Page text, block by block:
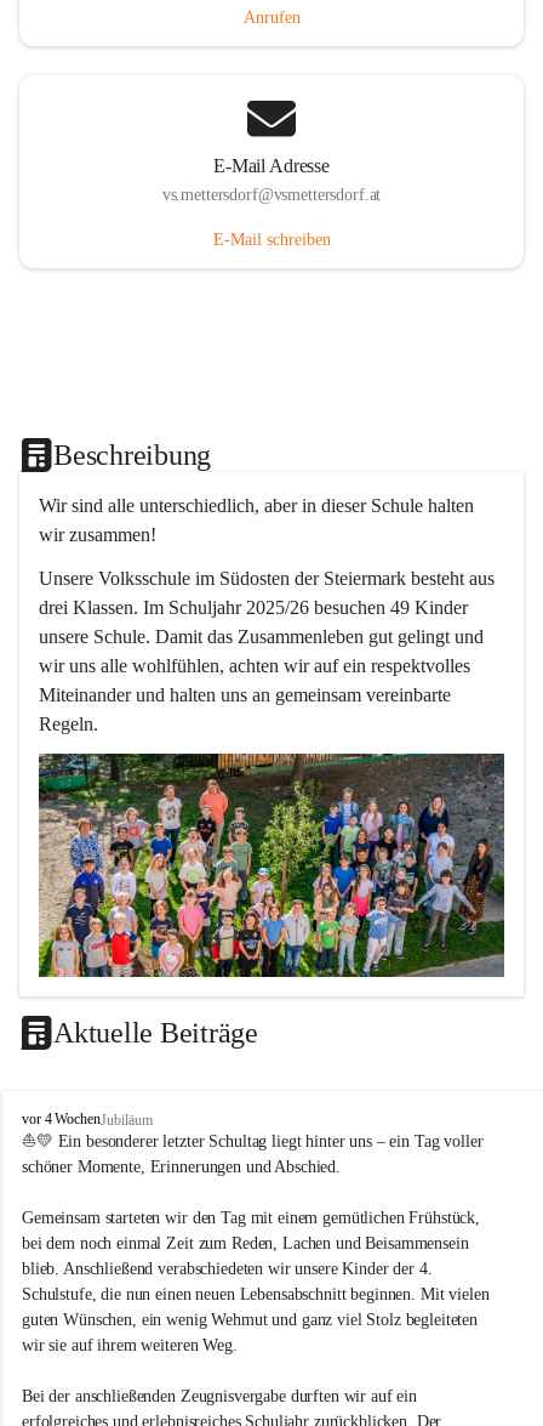
Anrufen
E-Mail Adresse
vs.mettersdorf@vsmettersdorf.at
E-Mail schreiben
Beschreibung
Wir sind alle unterschiedlich, aber in dieser Schule halten
wir zusammen!
Unsere Volksschule im Südosten der Steiermark besteht aus
drei Klassen. Im Schuljahr 2025/26 besuchen 49 Kinder
unsere Schule. Damit das Zusammenleben gut gelingt und
wir uns alle wohlfühlen, achten wir auf ein respektvolles
Miteinander und halten uns an gemeinsam vereinbarte
Regeln.
Unterrichtsqualität
Es ist uns wichtig …
durch das Angebot verschiedener Unterrichtsformen
ein motiviertes Lernklima zu schaffen.
Grundtechniken zu vermitteln und zu üben.
die Selbsttätigkeit der SchülerInnen zu fördern.
dass die SchülerInnen ihre Stärken erkennen und ihre
durch ein Angebot verschiedener Lern-, Spiel- und
Erholungsbereiche die individuellen Bedürfnisse und
Aktuelle Beiträge
V
o
l
s
s
c
h
u
l
e
t
vor 4 WochenJubiläum
⛵💛 Ein besonderer letzter Schultag liegt hinter uns – ein Tag voller
schöner Momente, Erinnerungen und Abschied.
Gemeinsam starteten wir den Tag mit einem gemütlichen Frühstück,
bei dem noch einmal Zeit zum Reden, Lachen und Beisammensein
blieb. Anschließend verabschiedeten wir unsere Kinder der 4.
Schulstufe, die nun einen neuen Lebensabschnitt beginnen. Mit vielen
guten Wünschen, ein wenig Wehmut und ganz viel Stolz begleiteten
wir sie auf ihrem weiteren Weg.
Bei der anschließenden Zeugnisvergabe durften wir auf ein
erfolgreiches und erlebnisreiches Schuljahr zurückblicken. Der